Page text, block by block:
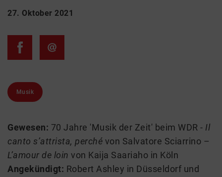
27. Oktober 2021
Musik
Gewesen: 70 Jahre 'Musik der Zeit' beim WDR - Il
canto s’attrista, perché von Salvatore Sciarrino –
L’amour de loin von Kaija Saariaho in Köln
Angekündigt: Robert Ashley in Düsseldorf und